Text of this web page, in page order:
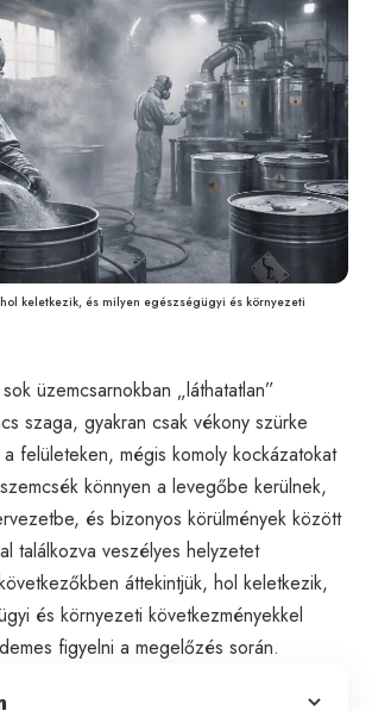
keletkezik, és milyen egészségügyi és környezeti
üzemcsarnokban „láthatatlan”
szaga, gyakran csak vékony szürke
felületeken, mégis komoly kockázatokat
könnyen a levegőbe kerülnek,
és bizonyos körülmények között
találkozva veszélyes helyzetet
áttekintjük, hol keletkezik,
és környezeti következményekkel
figyelni a megelőzés során.